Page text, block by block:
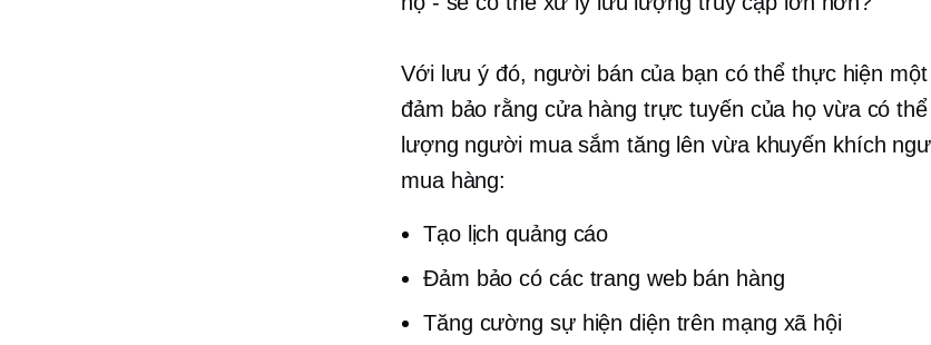
Với lưu ý đó, người bán của bạn có thể thực hiện
đảm bảo rằng cửa hàng trực tuyến của họ vừa có
lượng người mua sắm tăng lên vừa khuyến khích
mua hàng:
Tạo lịch quảng cáo
Đảm bảo có các trang web bán hàng
Tăng cường sự hiện diện trên mạng xã hội